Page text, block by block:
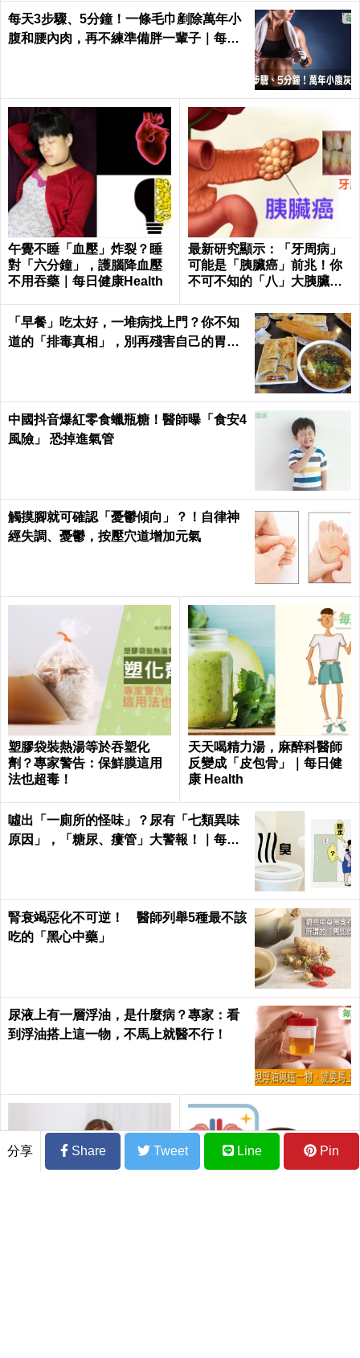
每天3步驟、5分鐘！一條毛巾剷除萬年小
腹和腰內肉，再不練準備胖一輩子｜每日
午覺不睡「血壓」炸裂？睡
對「六分鐘」，護腦降血壓
不用吞藥｜每日健康Health
最新研究顯示：「牙周病」
可能是「胰臟癌」前兆！你
不可不知的「八」大胰臟癌
「早餐」吃太好，一堆病找上門？你不知
道的「排毒真相」，別再殘害自己的胃
中國抖音爆紅零食蠟瓶糖！醫師曝「食安4
風險」 恐掉進氣管
觸摸腳就可確認「憂鬱傾向」？！自律神
經失調、憂鬱，按壓穴道增加元氣
塑膠袋裝熱湯等於吞塑化
劑？專家警告：保鮮膜這用
法也超毒！
天天喝精力湯，麻醉科醫師
反變成「皮包骨」｜每日健
康 Health
噓出「一廁所的怪味」？尿有「七類異味
原因」，「糖尿、瘻管」大警報！｜每日
腎衰竭惡化不可逆！ 醫師列舉5種最不該
吃的「黑心中藥」
尿液上有一層浮油，是什麼病？專家：看
到浮油搭上這一物，不馬上就醫不行！
分享 Share Tweet Line Pin